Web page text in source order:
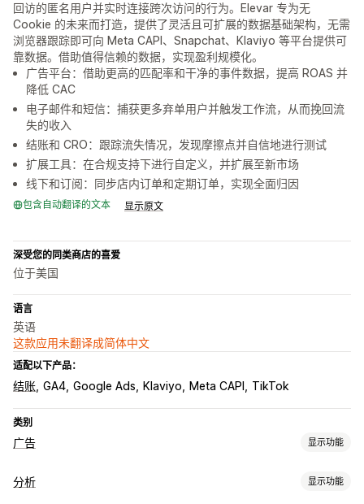
回访的匿名用户并实时连接跨次访问的行为。Elevar 专为无
Cookie 的未来而打造，提供了灵活且可扩展的数据基础架构，无需
浏览器跟踪即可向 Meta CAPI、Snapchat、Klaviyo 等平台提供可
靠数据。借助值得信赖的数据，实现盈利规模化。
广告平台：借助更高的匹配率和干净的事件数据，提高 ROAS 并
降低 CAC
电子邮件和短信：捕获更多弃单用户并触发工作流，从而挽回流
失的收入
结账和 CRO：跟踪流失情况，发现摩擦点并自信地进行测试
扩展工具：在合规支持下进行自定义，并扩展至新市场
线下和订阅：同步店内订单和定期订单，实现全面归因
包含自动翻译的文本 显示原文
深受您的同类商店的喜爱
位于美国
语言
英语
这款应用未翻译成简体中文
适配以下产品：
结账 GA4 Google Ads Klaviyo Meta CAPI TikTok
类别
广告 显示功能
定向
分析 显示功能